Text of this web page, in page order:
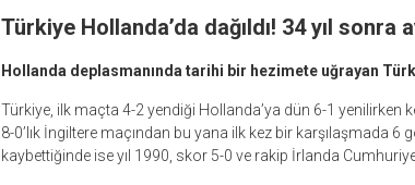
Türkiye Hollanda’da dağıldı! 34 yıl sonra
Hollanda deplasmanında tarihi bir hezimete uğrayan
Türkiye, ilk maçta 4-2 yendiği Hollanda’ya dün 6-1 yenilirken
8-0’lık İngiltere maçından bu yana ilk kez bir karşılaşmada 6
kaybettiğinde ise yıl 1990, skor 5-0 ve rakip İrlanda